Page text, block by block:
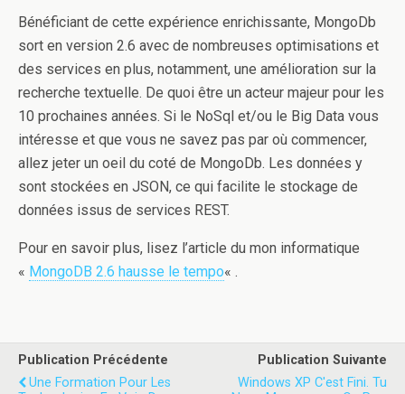
Bénéficiant de cette expérience enrichissante, MongoDb
sort en version 2.6 avec de nombreuses optimisations et
des services en plus, notamment, une amélioration sur la
recherche textuelle. De quoi être un acteur majeur pour les
10 prochaines années. Si le NoSql et/ou le Big Data vous
intéresse et que vous ne savez pas par où commencer,
allez jeter un oeil du coté de MongoDb. Les données y
sont stockées en JSON, ce qui facilite le stockage de
données issus de services REST.
Pour en savoir plus, lisez l’article du mon informatique
« MongoDB 2.6 hausse le tempo« .
Publication Précédente
Une Formation Pour Les
Publication Suivante
Windows XP C'est Fini. Tu